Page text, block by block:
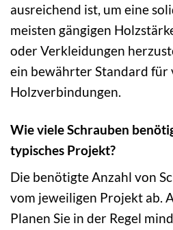
ausreichend ist, um eine
meisten gängigen
oder Verkleidungen
ein bewährter Standard für
Holzverbindungen.
Wie viele Schrauben
typisches Projekt?
Die benötigte Anzahl von
vom jeweiligen Projekt ab.
Planen Sie in der Regel